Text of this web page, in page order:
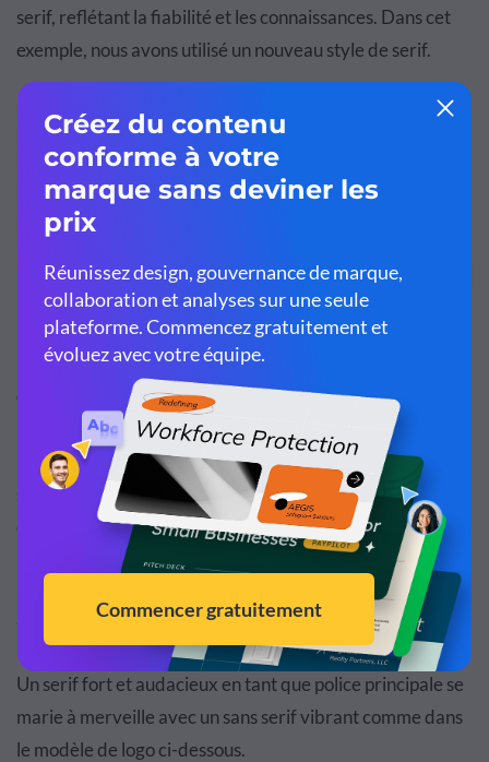
serif, reflétant la fiabilité et les connaissances. Dans cet
exemple, nous avons utilisé un nouveau style de serif.
Customize this template and make it your
Edit and Download
Comment utiliser Serif et Sans Serif ensemble
La magie de la typographie réside dans le fait qu'il ne
s'agit pas seulement de choisir la police à utiliser plutôt
qu'une autre, mais également de combiner des styles
créer des associations de polices
. L'association de
l'identité
visuelle de la marque.
Un serif fort et audacieux en tant que police principale se
marie à merveille avec un sans serif vibrant comme dans
le modèle de logo ci-dessous.